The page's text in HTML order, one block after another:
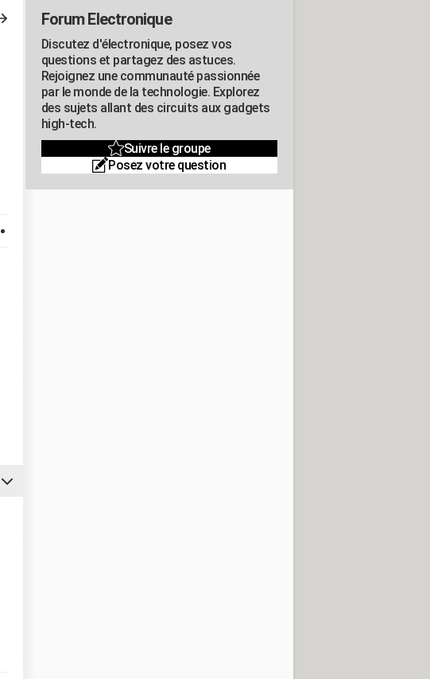
Forum Electronique
Discutez d'électronique, posez vos
questions et partagez des astuces.
Rejoignez une communauté passionnée
par le monde de la technologie. Explorez
des sujets allant des circuits aux gadgets
high-tech.
Suivre le groupe
Posez votre question